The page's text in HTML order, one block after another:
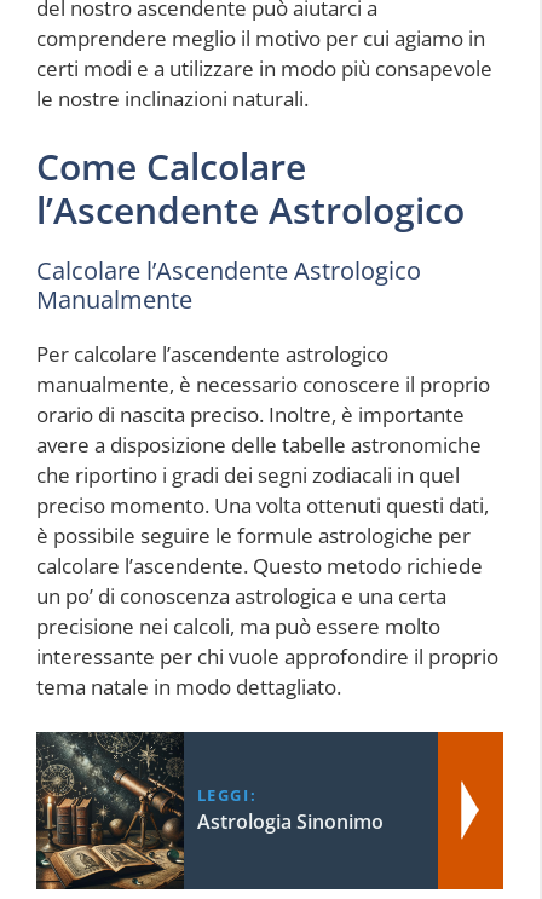
del nostro ascendente può aiutarci a
comprendere meglio il motivo per cui agiamo in
certi modi e a utilizzare in modo più consapevole
le nostre inclinazioni naturali.
Come Calcolare
l’Ascendente Astrologico
Calcolare l’Ascendente Astrologico
Manualmente
Per calcolare l’ascendente astrologico
manualmente, è necessario conoscere il proprio
orario di nascita preciso. Inoltre, è importante
avere a disposizione delle tabelle astronomiche
che riportino i gradi dei segni zodiacali in quel
preciso momento. Una volta ottenuti questi dati,
è possibile seguire le formule astrologiche per
calcolare l’ascendente. Questo metodo richiede
un po’ di conoscenza astrologica e una certa
precisione nei calcoli, ma può essere molto
interessante per chi vuole approfondire il proprio
tema natale in modo dettagliato.
LEGGI:
Astrologia Sinonimo